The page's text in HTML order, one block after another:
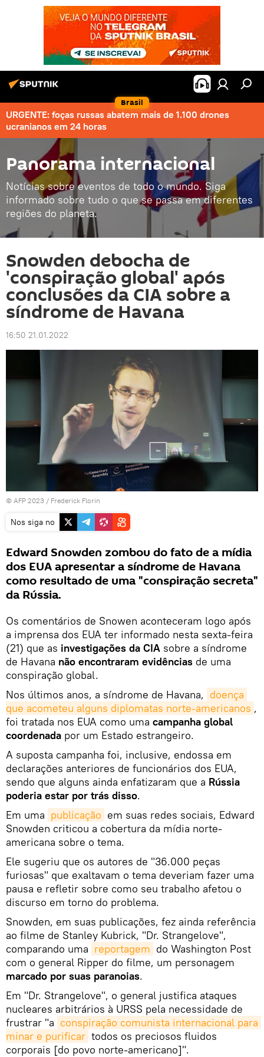
Brasil
URGENTE: foças russas abatem mais de 1.100 drones
ucranianos em 24 horas
Panorama internacional
Notícias sobre eventos de todo o mundo. Siga
informado sobre tudo o que se passa em diferentes
regiões do planeta.
Snowden debocha de
'conspiração global' após
conclusões da CIA sobre a
síndrome de Havana
16:50 21.01.2022
© AFP 2023 / Frederick Florin
Nos siga no
Edward Snowden zombou do fato de a mídia
dos EUA apresentar a síndrome de Havana
como resultado de uma "conspiração secreta"
da Rússia.
Os comentários de Snowen aconteceram logo após
a imprensa dos EUA ter informado nesta sexta-feira
(21) que as investigações da CIA sobre a síndrome
de Havana não encontraram evidências de uma
conspiração global.
Nos últimos anos, a síndrome de Havana, doença
que acometeu alguns diplomatas norte-americanos ,
foi tratada nos EUA como uma campanha global
coordenada por um Estado estrangeiro.
A suposta campanha foi, inclusive, endossa em
declarações anteriores de funcionários dos EUA,
sendo que alguns ainda enfatizaram que a Rússia
poderia estar por trás disso.
Em uma publicação em suas redes sociais, Edward
Snowden criticou a cobertura da mídia norte-
americana sobre o tema.
Ele sugeriu que os autores de "36.000 peças
furiosas" que exaltavam o tema deveriam fazer uma
pausa e refletir sobre como seu trabalho afetou o
discurso em torno do problema.
Snowden, em suas publicações, fez ainda referência
ao filme de Stanley Kubrick, "Dr. Strangelove",
comparando uma reportagem do Washington Post
com o general Ripper do filme, um personagem
marcado por suas paranoias.
Em "Dr. Strangelove", o general justifica ataques
nucleares arbitrários à URSS pela necessidade de
frustrar "a conspiração comunista internacional para
minar e purificar todos os preciosos fluidos
corporais [do povo norte-americano]".